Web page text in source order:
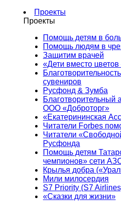
Проекты
Проекты
Помощь детям в
Помощь людям в
Защитим врачей
«Дети вместо
сувениров
Русфонд & Зумба
Благотворительный
ООО «Доброторг»
«Екатерининская
Читатели Forbes
Читатели
Русфонда
Помощь детям
чемпионов» сети
Крылья добра
Мили милосердия
S7 Priority (S7
«Сказки для жизни»